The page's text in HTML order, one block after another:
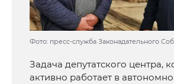
Фото: пресс-служба Законадательного
Задача депутатского центра,
активно работает в